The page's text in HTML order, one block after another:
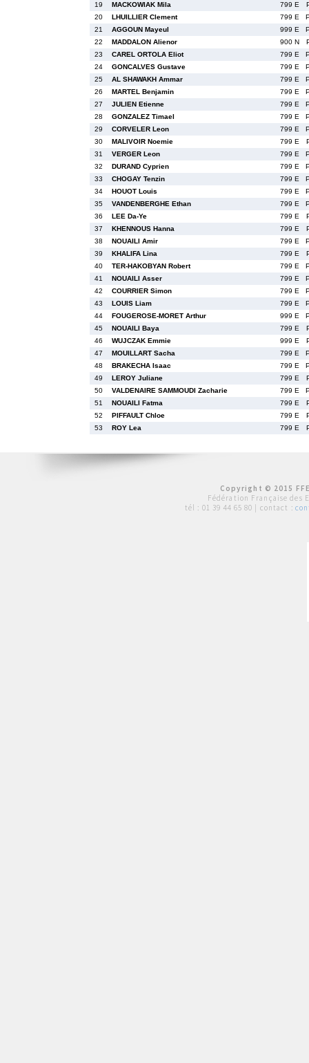
19
MACKOWIAK Mila 799 E
20
LHUILLIER Clement 799 E
21
AGGOUN Mayeul 999 E
22
MADDALON Alienor 900 N
23
CAREL ORTOLA Eliot 799 E
24
GONCALVES Gustave 799 E
25
AL SHAWAKH Ammar 799 E
26
MARTEL Benjamin 799 E
27
JULIEN Etienne 799 E
28
GONZALEZ Timael 799 E
29
CORVELER Leon 799 E
30
MALIVOIR Noemie 799 E
31
VERGER Leon 799 E
32
DURAND Cyprien 799 E
33
CHOGAY Tenzin 799 E
34
HOUOT Louis 799 E
35
VANDENBERGHE Ethan 799 E
36
LEE Da-Ye 799 E
37
KHENNOUS Hanna 799 E
38
NOUAILI Amir 799 E
39
KHALIFA Lina 799 E
40
TER-HAKOBYAN Robert 799 E
41
NOUAILI Asser 799 E
42
COURRIER Simon 799 E
43
LOUIS Liam 799 E
44
FOUGEROSE-MORET Arthur 999 E
45
NOUAILI Baya 799 E
46
WUJCZAK Emmie 999 E
47
MOUILLART Sacha 799 E
48
BRAKECHA Isaac 799 E
49
LEROY Juliane 799 E
50
VALDENAIRE SAMMOUDI Zacharie 799 E
51
NOUAILI Fatma 799 E
52
PIFFAULT Chloe 799 E
53
ROY Lea 799 E
Copyright © 2015
Fédération Française des
tél : 01 39 44 65 80 | contact :